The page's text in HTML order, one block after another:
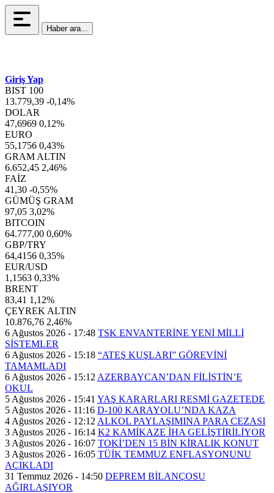
Haber ara...
Giriş Yap
BIST 100
13.779,39 -0,14%
DOLAR
47,6969 0,12%
EURO
55,1756 0,43%
GRAM ALTIN
6.652,45 2,46%
FAİZ
41,30 -0,55%
GÜMÜŞ GRAM
97,05 3,02%
BITCOIN
64.777,00 0,60%
GBP/TRY
64,4156 0,35%
EUR/USD
1,1563 0,33%
BRENT
83,41 1,12%
ÇEYREK ALTIN
10.876,76 2,46%
6 Ağustos 2026 - 17:48 TSK ENVANTERİNE YENİ MİLLİ
SİSTEMLER
6 Ağustos 2026 - 15:18 “ATEŞ KUŞLARI” GÖREVİNİ
TAMAMLADI
6 Ağustos 2026 - 15:12 AZERBAYCAN’DAN FİLİSTİN’E
OKUL
5 Ağustos 2026 - 15:41 YAŞ KARARLARI RESMİ GAZETEDE
5 Ağustos 2026 - 11:16 D-100 KARAYOLU’NDA KAZA
4 Ağustos 2026 - 12:12 ALKOL PAYLAŞIMINA PARA CEZASI
3 Ağustos 2026 - 16:14 K2 KAMİKAZE İHA GELİŞTİRİLİYOR
3 Ağustos 2026 - 16:07 TOKİ’DEN 15 BİN KİRALIK KONUT
3 Ağustos 2026 - 16:05 TÜİK TEMMUZ ENFLASYONUNU
AÇIKLADI
31 Temmuz 2026 - 14:50 DEPREM BİLANÇOSU
AĞIRLAŞIYOR